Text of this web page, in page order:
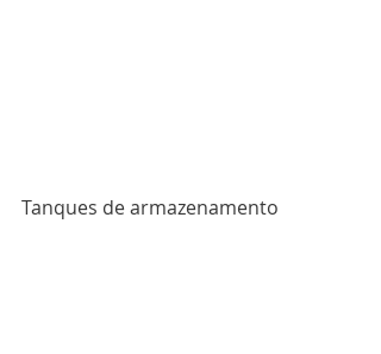
Tanques de armazenamento